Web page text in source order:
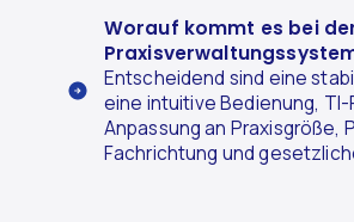
Worauf kommt es bei
Entscheidend sind eine
eine intuitive Bedienung,
Anpassung an Praxisgröße,
Fachrichtung und